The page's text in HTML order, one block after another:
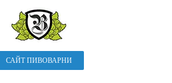
САЙТ ПИВОВАРНИ